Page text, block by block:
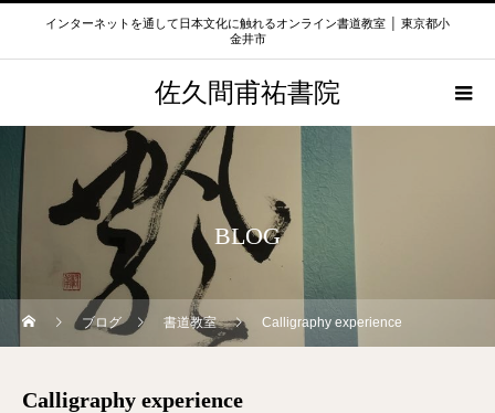
インターネットを通して日本文化に触れるオンライン書道教室 │ 東京都小
金井市
佐久間甫祐書院
BLOG
ブログ 書道教室 Calligraphy experience
Calligraphy experience